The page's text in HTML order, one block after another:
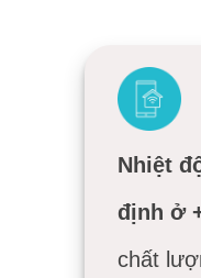
Nhiệt
định ở
chất